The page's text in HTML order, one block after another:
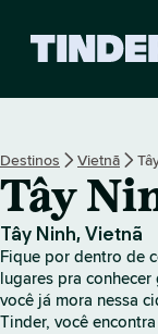
Destinos Vietnã
Tây
Tây Ninh, Vietnã
Fique por dentro de
lugares pra
você já mora nessa
Tinder, você